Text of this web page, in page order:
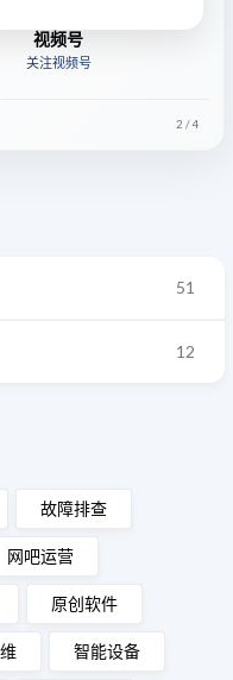
视频号
关注视频号
2 /4
51
12
故障排查
网吧运营
原创软件
智能设备